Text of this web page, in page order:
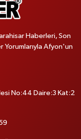
Haberleri, Son
Yorumlarıyla Afyon'un
No:44 Daire:3 Kat:2